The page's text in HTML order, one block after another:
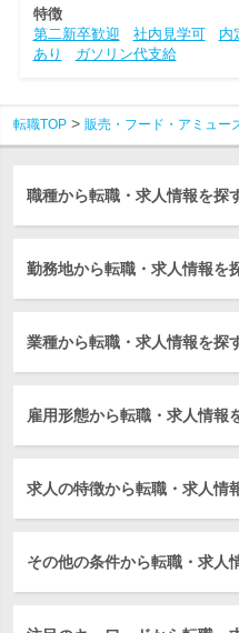
特徴
第二新卒歓迎
社内見学可 内
あり
ガソリン代支給
転職TOP 販売・フード・アミュー
職種から転職・求人情報を探
勤務地から転職・求人情報を
業種から転職・求人情報を探
雇用形態から転職・求人情報
求人の特徴から転職・求人情
その他の条件から転職・求人